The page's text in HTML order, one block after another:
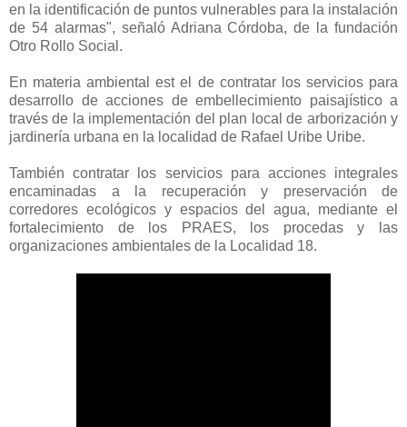
en la identificación de puntos vulnerables para la instalación
de 54 alarmas", señaló Adriana Córdoba, de la fundación
Otro Rollo Social.
En materia ambiental est el de contratar los servicios para
desarrollo de acciones de embellecimiento paisajístico a
través de la implementación del plan local de arborización y
jardinería urbana en la localidad de Rafael Uribe Uribe.
También contratar los servicios para acciones integrales
encaminadas a la recuperación y preservación de
corredores ecológicos y espacios del agua, mediante el
fortalecimiento de los PRAES, los procedas y las
organizaciones ambientales de la Localidad 18.